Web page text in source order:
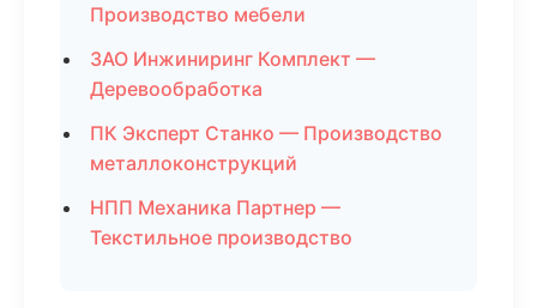
Производство мебели
ЗАО Инжиниринг Комплект —
Деревообработка
ПК Эксперт Станко — Производство
металлоконструкций
НПП Механика Партнер —
Текстильное производство